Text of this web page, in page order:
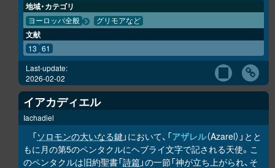
地域・カテゴリ
ヨーロッパ全般 グリモアなど
文献
13 61
Last-update:
2026-02-02
イアカディエル
Iachadiel
「ソロモンの大いなる鍵 」において、「アザレル（Azarel）」とと
もに月の第5のペンタクルにヘブライ文字で記される天使。こ
のペンタクルは旧約聖書「詩篇」の一節「神が立ち上がられ、そ